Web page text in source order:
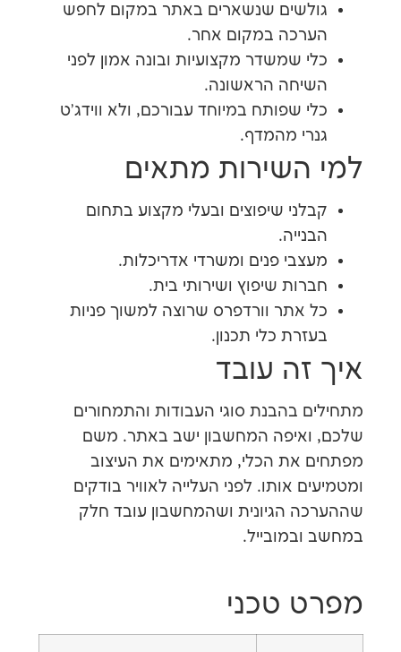
שנשארים באתר במקום לחפש
במקום אחר.
שמשדר מקצועיות ובונה אמון לפני
הראשונה.
שפותח במיוחד עבורכם, ולא ווידג'ט
מתאים
שיפוצים ובעלי מקצוע בתחום
פנים ומשרדי אדריכלות.
שיפוץ ושירותי בית.
אתר וורדפרס שרוצה למשוך פניות
כלי תכנון.
עובד
בהבנת סוגי העבודות והתמחורים
המחשבון ישב באתר. משם
את הכלי, מתאימים את העיצוב
אותו. לפני העלייה לאוויר בודקים
הגיונית ושהמחשבון עובד חלק
טכני